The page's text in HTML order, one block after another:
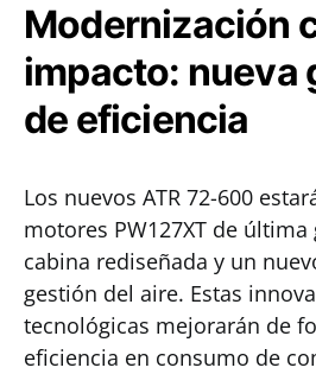
Modernización
impacto: nueva
de eficiencia
Los nuevos ATR 72-600
motores PW127XT de
cabina rediseñada y un
gestión del aire. Estas
tecnológicas mejorarán de
eficiencia en consumo de